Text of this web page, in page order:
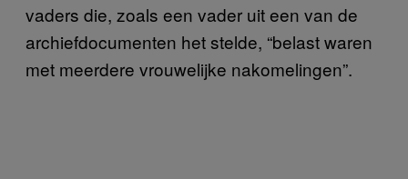
vaders die, zoals een vader uit een van de
archiefdocumenten het stelde, “belast waren
met meerdere vrouwelijke nakomelingen”.